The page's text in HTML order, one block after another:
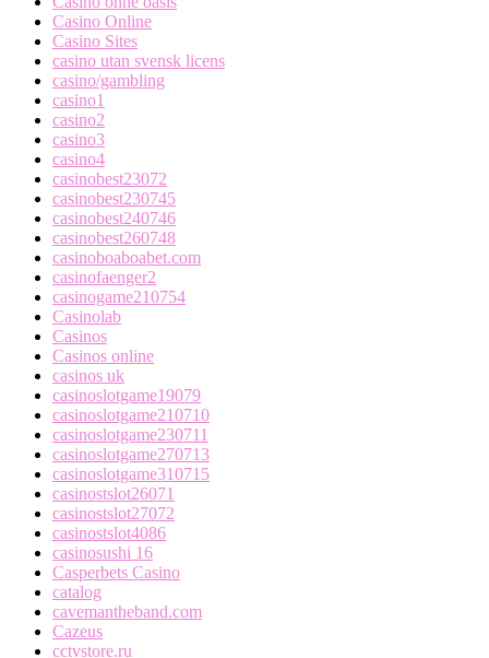
Casino Online
Casino Sites
casino utan svensk licens
casino/gambling
casino1
casino2
casino3
casino4
casinobest23072
casinobest230745
casinobest240746
casinobest260748
casinoboaboabet.com
casinofaenger2
casinogame210754
Casinolab
Casinos
Casinos online
casinos uk
casinoslotgame19079
casinoslotgame210710
casinoslotgame230711
casinoslotgame270713
casinoslotgame310715
casinostslot26071
casinostslot27072
casinostslot4086
casinosushi 16
Casperbets Casino
catalog
cavemantheband.com
Cazeus
cctvstore.ru